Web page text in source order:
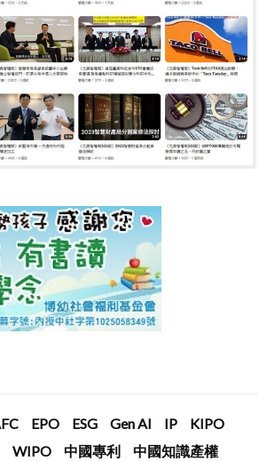
EPO ESG Gen AI IP
KIPO
WIPO 中國專利
中國知識產權